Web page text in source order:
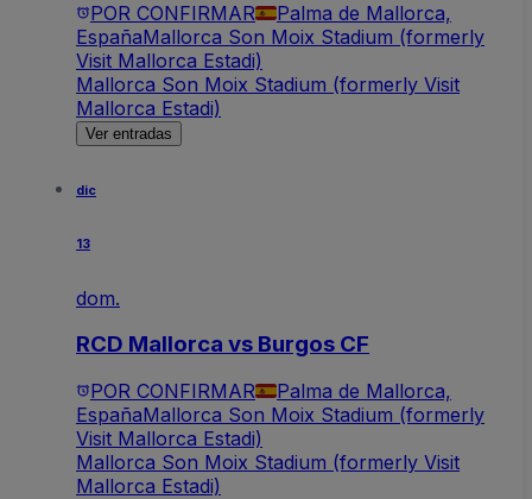
POR CONFIRMAR
Palma de Mallorca,
EspañaMallorca Son Moix Stadium (formerly
Visit Mallorca Estadi)
Mallorca Son Moix Stadium (formerly Visit
Mallorca Estadi)
Ver entradas
dic
13
dom.
RCD Mallorca vs Burgos CF
POR CONFIRMAR
Palma de Mallorca,
EspañaMallorca Son Moix Stadium (formerly
Visit Mallorca Estadi)
Mallorca Son Moix Stadium (formerly Visit
Mallorca Estadi)